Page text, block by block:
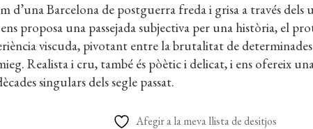
d’una Barcelona de postguerra freda i grisa a través dels
proposa una passejada subjectiva per una història, el
viscuda, pivotant entre la brutalitat de
Realista i cru, també és pòètic i delicat, i ens ofereix
singulars dels segle passat.
Afegir a la meva llista de desitjos